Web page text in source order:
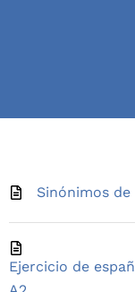
Sinónimos de
Ejercicio de